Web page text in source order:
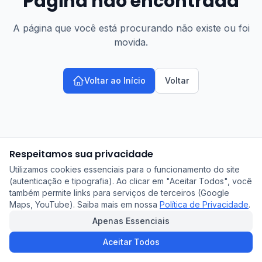
A página que você está procurando não existe ou foi
movida.
Voltar ao Início Voltar
Respeitamos sua privacidade
Utilizamos cookies essenciais para o funcionamento do site
(autenticação e tipografia). Ao clicar em "Aceitar Todos", você
também permite links para serviços de terceiros (Google
Maps, YouTube). Saiba mais em nossa Política de Privacidade.
Apenas Essenciais
Aceitar Todos